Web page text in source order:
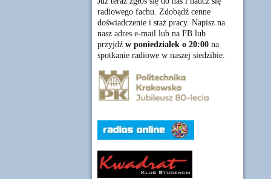
radiowego fachu. Zdobądź cenne
doświadczenie i staż pracy. Napisz na
nasz adres e-mail lub na FB lub
przyjdź w poniedziałek o 20:00na
spotkanie radiowe w naszej siedzibie.